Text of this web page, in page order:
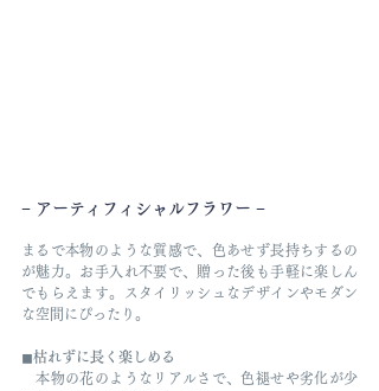
− アーティフィシャルフラワー −
まるで本物のような質感で、色あせず長持ちするの
が魅力。お手入れ不要で、贈った後も手軽に楽しん
でもらえます。スタイリッシュなデザインやモダン
な空間にぴったり。
◼︎枯れずに長く楽しめる
本物の花のようなリアルさで、色褪せや劣化が少